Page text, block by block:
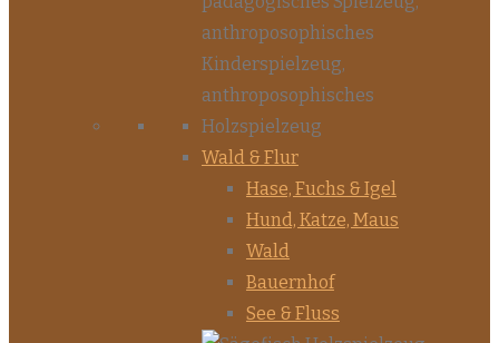
Wald & Flur
Hase, Fuchs & Igel
Hund, Katze, Maus
Wald
Bauernhof
See & Fluss